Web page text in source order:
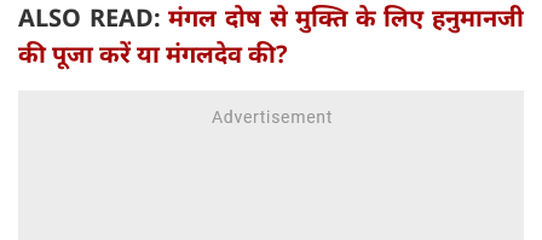
ALSO READ:मंगल दोष से मुक्ति के लिए हनुमानजी
की पूजा करें या मंगलदेव की?